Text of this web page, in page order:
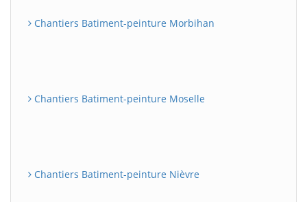
Chantiers Batiment-peinture Morbihan
Chantiers Batiment-peinture Moselle
Chantiers Batiment-peinture Nièvre